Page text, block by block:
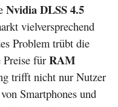
Nvidia DLSS 4.5
vielversprechend
Problem trübt die
für RAM
trifft nicht nur Nutzer
Smartphones und